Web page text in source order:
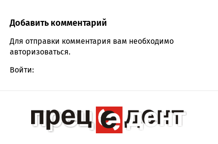
Comment section
Добавить комментарий
Для отправки комментария вам необходимо
авторизоваться.
Войти: